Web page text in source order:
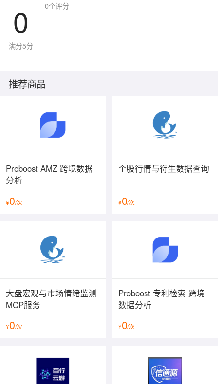
0
满分5分
0个评分
推荐商品
Proboost AMZ 跨境数据
分析
¥0/次
个股行情与衍生数据查询
¥0/次
大盘宏观与市场情绪监测
MCP服务
¥0/次
Proboost 专利检索 跨境
数据分析
¥0/次